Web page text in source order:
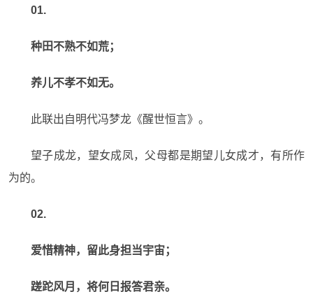
01.
种田不熟不如荒；
养儿不孝不如无。
此联出自明代冯梦龙《醒世恒言》。
望子成龙，望女成凤，父母都是期望儿女成才，有所作
为的。
02.
爱惜精神，留此身担当宇宙；
蹉跎风月，将何日报答君亲。